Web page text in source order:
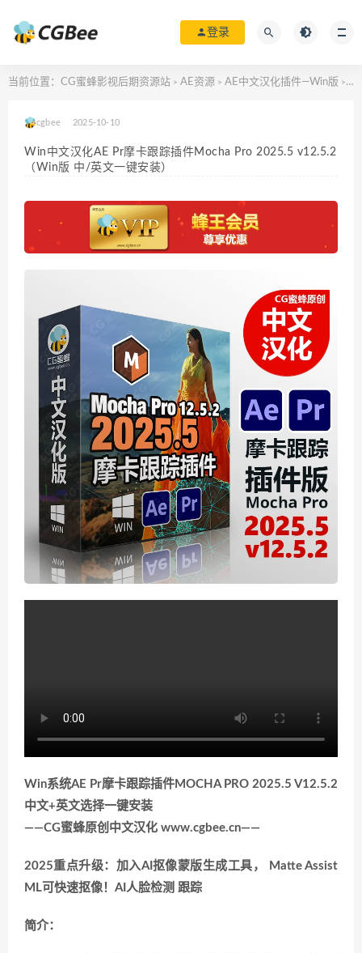
登录
当前位置： CG蜜蜂影视后期资源站 > AE资源 > AE中文汉化插件—Win版 >
cgbee 2025-10-10
Win中文汉化AE Pr摩卡跟踪插件Mocha Pro 2025.5 v12.5.2
（Win版 中/英文一键安装）
Win系统AE Pr摩卡跟踪插件MOCHA PRO 2025.5 V12.5.2
中文+英文选择一键安装
——CG蜜蜂原创中文汉化 www.cgbee.cn——
2025重点升级：加入AI抠像蒙版生成工具， Matte Assist
ML可快速抠像！AI 人脸检测 跟踪
简介：